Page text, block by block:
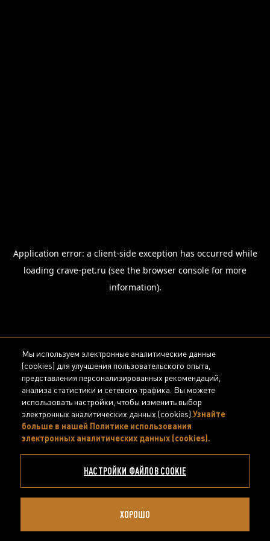
Application error: a client-side exception has occurred while
loading crave-pet.ru (see the browser console for more
information).
Мы используем электронные аналитические данные
(cookies) для улучшения пользовательского опыта,
представления персонализированных рекомендаций,
анализа статистики и сетевого трафика. Вы можете
использовать настройки, чтобы изменить выбор
электронных аналитических данных (cookies).Узнайте
больше в нашей Политике использования
электронных аналитических данных (cookies).
НАСТРОЙКИ ФАЙЛОВ COOKIE
ХОРОШО